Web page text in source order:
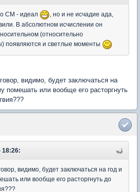
СМ - идеал
, но и не исчадие ада,
В абсолютном исчислении он
(относительно
появляются и светлые моменты
видимо, будет заключаться на
помешать или вообще его расторгнуть
18:26:
видимо, будет заключаться на год и
или вообще его расторгнуть до